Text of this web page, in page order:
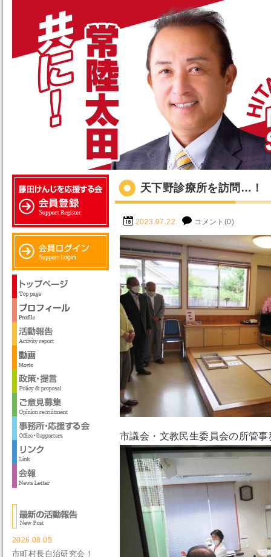
天下野診療所を訪問…！
2023.07.22. コメント(0)
市議会・文教民生委員会の所管
2026.08.05.
市町村長自治研究会！